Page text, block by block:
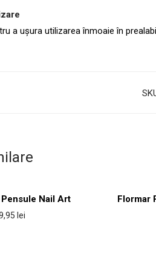
a ușura utilizarea înmoaie în
Nail Art
lei
Flormar